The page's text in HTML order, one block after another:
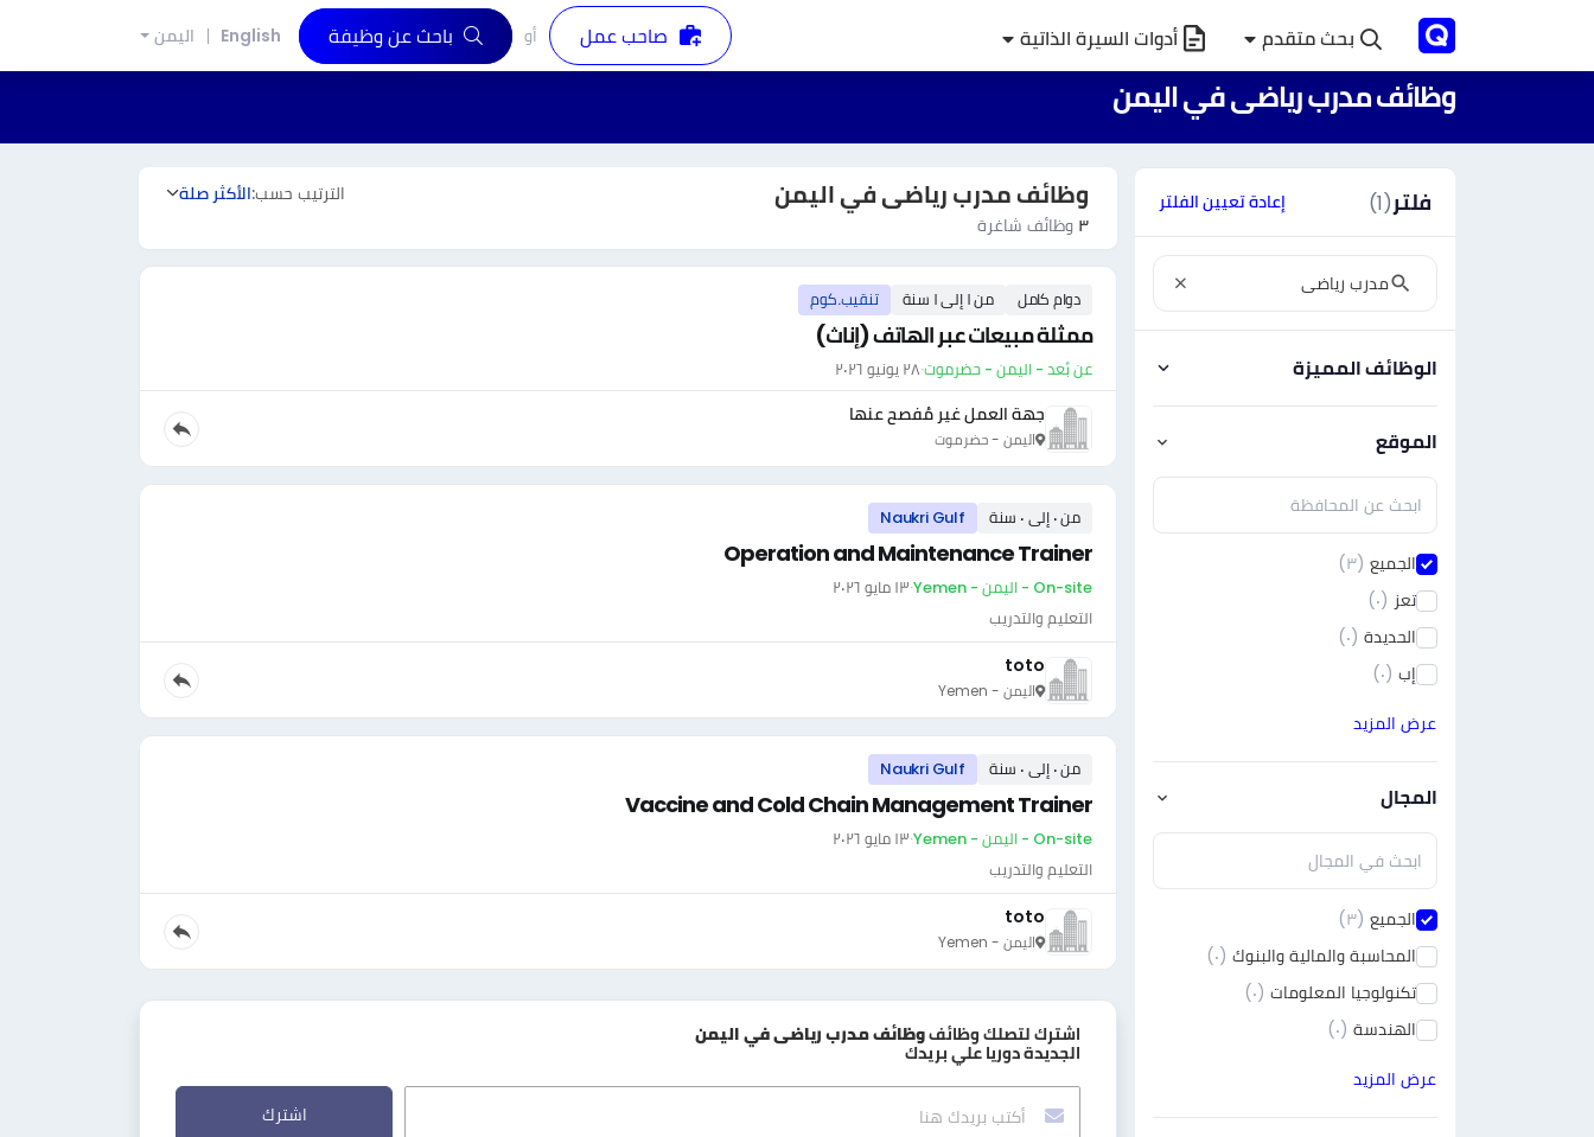
بحث متقدم أدوات السيرة الذاتية صاحب عمل أو باحث عن وظيفة English اليمن
وظائف مدرب رياضى في اليمن
فلتر(1) إعادة تعيين الفلتر
الوظائف المميزة
الموقع
الجميع (٣)
تعز (٠)
الحديدة (٠)
إب (٠)
عرض المزيد
المجال
الجميع (٣)
المحاسبة والمالية والبنوك (٠)
تكنولوجيا المعلومات (٠)
الهندسة (٠)
عرض المزيد
وظائف مدرب رياضى في اليمن
٣ وظائف شاغرة
الترتيب حسب:الأكثر صلة
دوام كامل من ١ إلى ١ سنة تنقيب.كوم
ممثلة مبيعات عبر الهاتف (إناث)
عن بُعد - اليمن - حضرموت·٢٨ يونيو ٢٠٢٦
جهة العمل غير مُفصح عنها
اليمن - حضرموت
من ٠ إلى ٠ سنة Naukri Gulf
Operation and Maintenance Trainer
On-site - اليمن - Yemen ·١٣ مايو ٢٠٢٦
التعليم والتدريب
toto
اليمن - Yemen
من ٠ إلى ٠ سنة Naukri Gulf
Vaccine and Cold Chain Management Trainer
On-site - اليمن - Yemen ·١٣ مايو ٢٠٢٦
التعليم والتدريب
toto
اليمن - Yemen
اشترك لتصلك وظائفوظائف مدرب رياضى في اليمن
الجديدة دوريا علي بريدك
اشترك